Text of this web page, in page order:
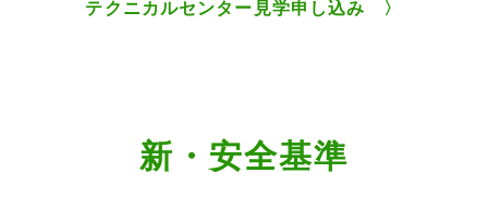
テクニカルセンター見学申し込み 〉
新・安全基準